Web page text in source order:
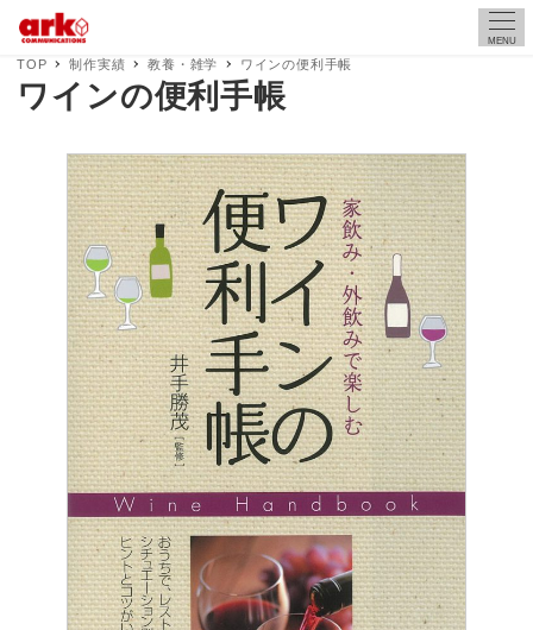
MENU
TOP 制作実績 教養・雑学 ワインの便利手帳
ワインの便利手帳